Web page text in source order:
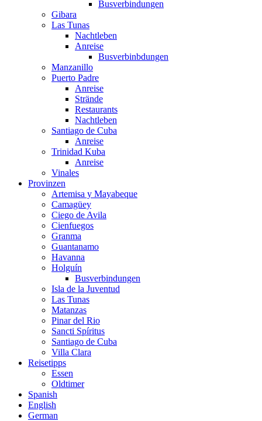
Busverbindungen
Gibara
Las Tunas
Nachtleben
Anreise
Busverbinbdungen
Manzanillo
Puerto Padre
Anreise
Strände
Restaurants
Nachtleben
Santiago de Cuba
Anreise
Trinidad Kuba
Anreise
Vinales
Provinzen
Artemisa y Mayabeque
Camagüey
Ciego de Avila
Cienfuegos
Granma
Guantanamo
Havanna
Holguín
Busverbindungen
Isla de la Juventud
Las Tunas
Matanzas
Pinar del Rio
Sancti Spíritus
Santiago de Cuba
Villa Clara
Reisetipps
Essen
Oldtimer
Spanish
English
German